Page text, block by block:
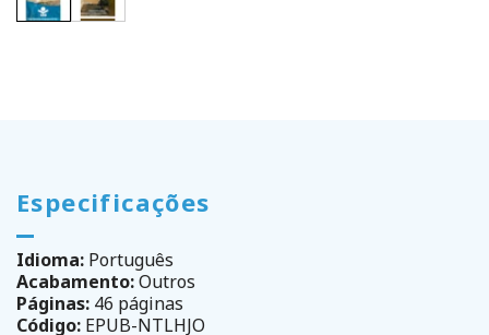
Especificações
Idioma: Português
Acabamento:Outros
Páginas: 46 páginas
Código: EPUB-NTLHJO